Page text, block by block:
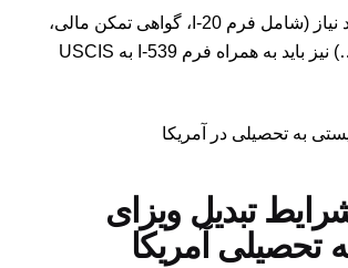
تمامی مدارک مورد نیاز (شامل فرم I-20، گواهی تمکن مالی،
مدارک تحصیلی و…) نیز باید به همراه فرم I-539 به USCIS
تبدیل ویزای
تحصیلی آمریکا